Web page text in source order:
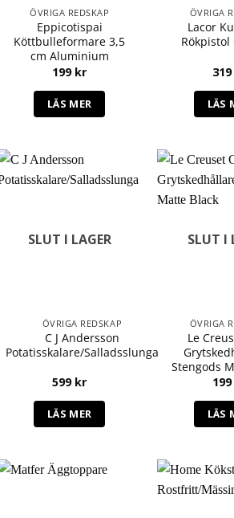
ÖVRIGA REDSKAP
Eppicotispai
Köttbulleformare 3,5
cm Aluminium
199 kr
LÄS MER
ÖVRIGA
Lacor
319
LÄS
SLUT I LAGER
ÖVRIGA REDSKAP
C J Andersson
Potatisskalare/Salladsslunga
599 kr
LÄS MER
SLUT I
ÖVRIGA
Le
Stengods
199
LÄS